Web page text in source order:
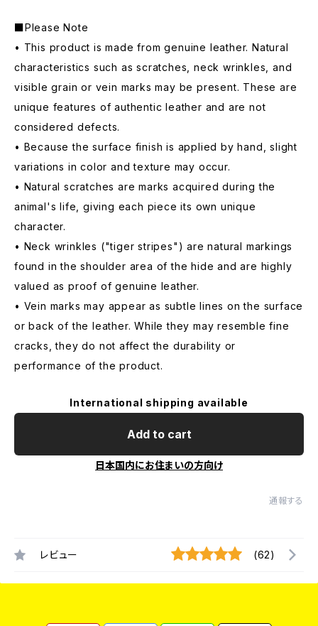
■Please Note
• This product is made from genuine leather. Natural
characteristics such as scratches, neck wrinkles, and
visible grain or vein marks may be present. These are
unique features of authentic leather and are not
considered defects.
• Because the surface finish is applied by hand, slight
variations in color and texture may occur.
• Natural scratches are marks acquired during the
animal's life, giving each piece its own unique
character.
• Neck wrinkles ("tiger stripes") are natural markings
found in the shoulder area of the hide and are highly
valued as proof of genuine leather.
• Vein marks may appear as subtle lines on the surface
or back of the leather. While they may resemble fine
cracks, they do not affect the durability or
performance of the product.
International shipping available
Add to cart
日本国内にお住まいの方向け
通報する
レビュー (62)